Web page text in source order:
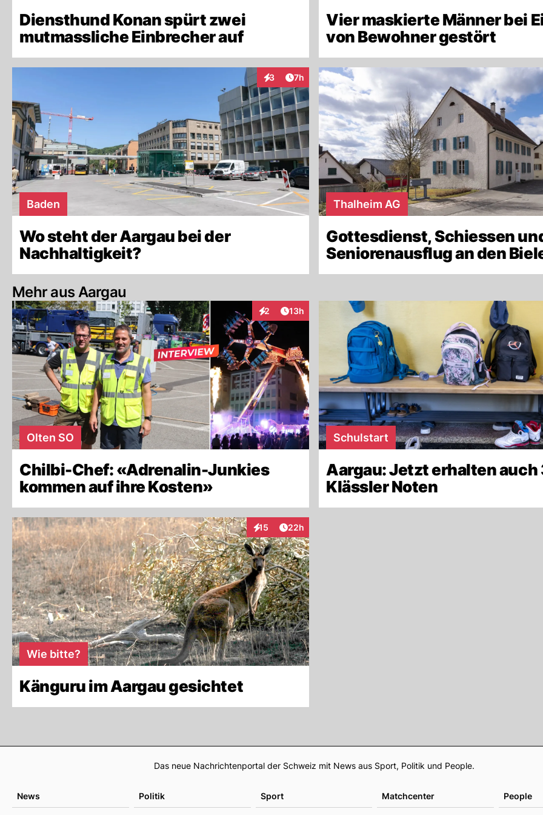
Diensthund Konan spürt zwei
mutmassliche Einbrecher auf
Vier maskierte Männer bei
von Bewohner gestört
3
InteraktionenArtikel veröffentlicht:
7h
Baden
Wo steht der Aargau bei der
Nachhaltigkeit?
Thalheim AG
Gottesdienst, Schiessen
Seniorenausflug an den
Mehr aus Aargau
2
InteraktionenArtikel veröffentlicht:
13h
Olten SO
Chilbi-Chef: «Adrenalin-Junkies
kommen auf ihre Kosten»
Schulstart
Aargau: Jetzt erhalten auch
Klässler Noten
15
InteraktionenArtikel veröffentlicht:
22h
Wie bitte?
Känguru im Aargau gesichtet
Footer
Das neue Nachrichtenportal der Schweiz mit News aus Sport, Politik und People.
News Politik Sport Matchcenter People